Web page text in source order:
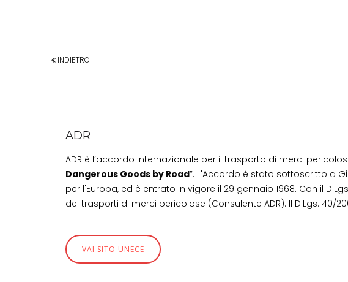
INDIETRO
ADR
ADR è l’accordo internazionale per il trasporto di merci
Dangerous Goods by Road”. L'Accordo è stato sottoscritto a
per l'Europa, ed è entrato in vigore il 29 gennaio 1968. Con il
dei trasporti di merci pericolose (Consulente ADR). Il D.Lgs. 40/
VAI SITO UNECE